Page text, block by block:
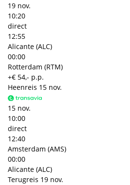
19 nov.
10:20
direct
12:55
Alicante (ALC)
00:00
Rotterdam (RTM)
+€ 54,- p.p.
Heenreis 15 nov.
15 nov.
10:00
direct
12:40
Amsterdam (AMS)
00:00
Alicante (ALC)
Terugreis 19 nov.